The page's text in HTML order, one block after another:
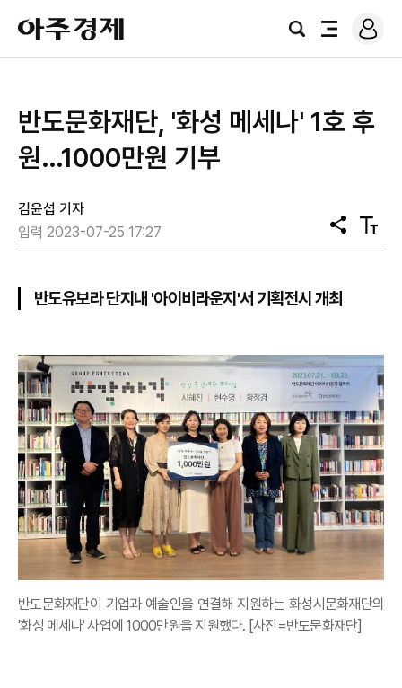
아
주
경
검
전
로
그
반도문화재단, '화성 메세나' 1호 후
원…1000만원 기부
김윤섭 기자
입력 2023-07-25 17:27
공
유
텍
스
반도유보라 단지내 '아이비라운지'서 기획전시 개최
반도문화재단이 기업과 예술인을 연결해 지원하는 화성시문화재단의
'화성 메세나' 사업에 1000만원을 지원했다. [사진=반도문화재단]